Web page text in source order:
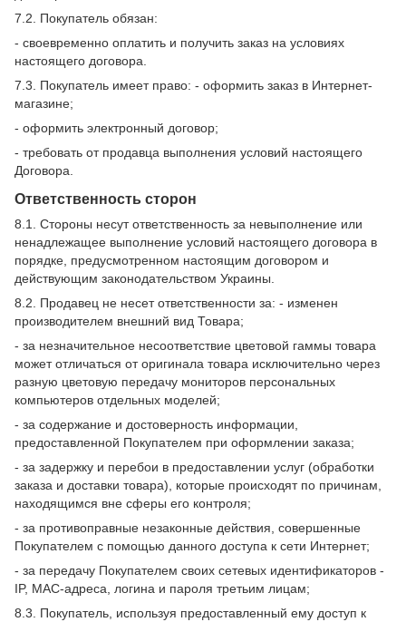
7.2. Покупатель обязан:
- своевременно оплатить и получить заказ на условиях
настоящего договора.
7.3. Покупатель имеет право: - оформить заказ в Интернет-
магазине;
- оформить электронный договор;
- требовать от продавца выполнения условий настоящего
Договора.
Ответственность сторон
8.1. Стороны несут ответственность за невыполнение или
ненадлежащее выполнение условий настоящего договора в
порядке, предусмотренном настоящим договором и
действующим законодательством Украины.
8.2. Продавец не несет ответственности за: - изменен
производителем внешний вид Товара;
- за незначительное несоответствие цветовой гаммы товара
может отличаться от оригинала товара исключительно через
разную цветовую передачу мониторов персональных
компьютеров отдельных моделей;
- за содержание и достоверность информации,
предоставленной Покупателем при оформлении заказа;
- за задержку и перебои в предоставлении услуг (обработки
заказа и доставки товара), которые происходят по причинам,
находящимся вне сферы его контроля;
- за противоправные незаконные действия, совершенные
Покупателем с помощью данного доступа к сети Интернет;
- за передачу Покупателем своих сетевых идентификаторов -
IP, MAC-адреса, логина и пароля третьим лицам;
8.3. Покупатель, используя предоставленный ему доступ к